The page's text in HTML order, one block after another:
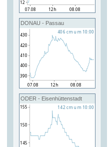
DONAU - Passau
ODER - Eisenhüttenstadt